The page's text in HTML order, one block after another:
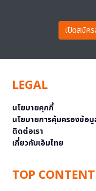
เปิดสมัค
LEGAL
นโยบายคุกกี้
นโยบายการคุ้มครองข้อ
ติดต่อเรา
เกี่ยวกับเอ็มไทย
TOP CONTENT